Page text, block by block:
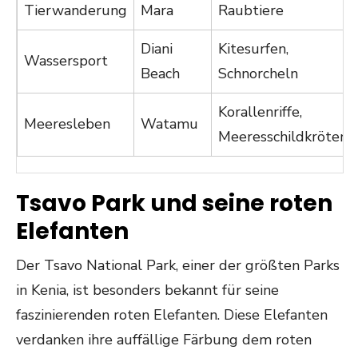
Tierwanderung Mara Raubtiere
Wassersport
Diani
Beach
Kitesurfen,
Schnorcheln
Meeresleben Watamu
Korallenriffe,
Meeresschildkröten
Tsavo Park und seine roten
Elefanten
Der Tsavo National Park, einer der größten Parks
in Kenia, ist besonders bekannt für seine
faszinierenden roten Elefanten. Diese Elefanten
verdanken ihre auffällige Färbung dem roten